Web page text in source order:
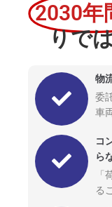
2030年
りで
物
委
車
コ
ら
る